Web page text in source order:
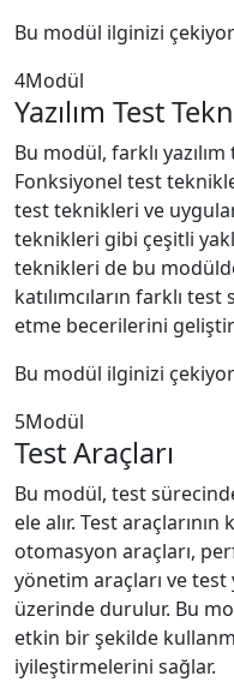
Bu modül ilginizi
4Modül
Yazılım Test
Bu modül, farklı
Fonksiyonel test
test teknikleri ve
teknikleri gibi çeşitli
teknikleri de bu
katılımcıların farklı
etme becerilerini
Bu modül ilginizi
5Modül
Test Araçları
Bu modül, test
ele alır. Test
otomasyon araçları,
yönetim araçları ve
üzerinde durulur. Bu
etkin bir şekilde
iyileştirmelerini sağlar.